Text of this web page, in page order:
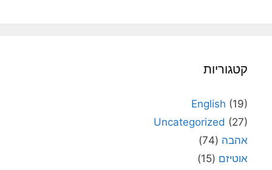
קטגוריות
English (19)
Uncategorized (27)
אהבה (74)
אוטיזם (15)